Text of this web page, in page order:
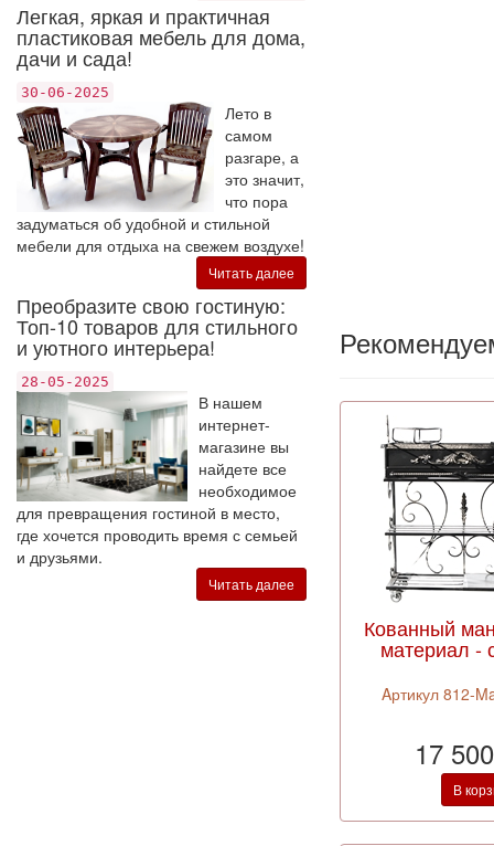
Легкая, яркая и практичная
пластиковая мебель для дома,
дачи и сада!
30-06-2025
Лето в
самом
разгаре, а
это значит,
что пора
задуматься об удобной и стильной
мебели для отдыха на свежем воздухе!
Читать далее
Преобразите свою гостиную:
Топ-10 товаров для стильного
и уютного интерьера!
28-05-2025
В нашем
интернет-
магазине вы
найдете все
необходимое
для превращения гостиной в место,
где хочется проводить время с семьей
и друзьями.
Читать далее
Кованный
материал -
Aртикул 812-
17
В